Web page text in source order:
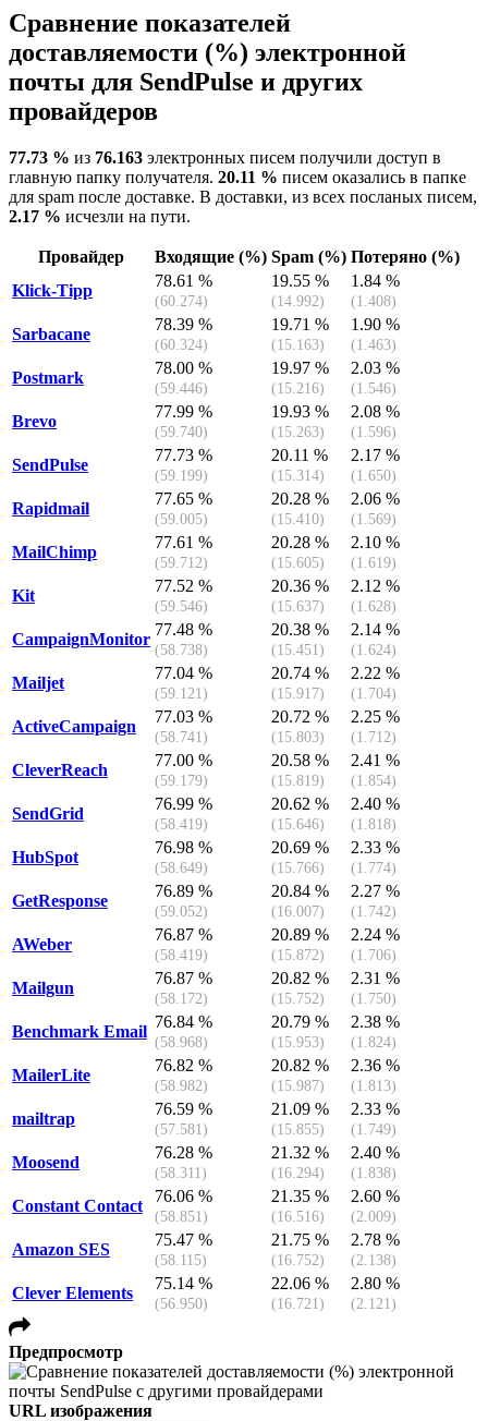
Сравнение показателей
доставляемости (%) электронной
почты для SendPulse и других
провайдеров
77.73 % из 76.163 электронных писем получили доступ в
главную папку получателя. 20.11 % писем оказались в папке
для spam после доставке. В доставки, из всех посланых писем,
2.17 % исчезли на пути.
Провайдер Входящие (%) Spam (%) Потеряно (%)
Klick-Tipp
78.61 %
(60.274)
19.55 %
(14.992)
1.84 %
(1.408)
Sarbacane
78.39 %
(60.324)
19.71 %
(15.163)
1.90 %
(1.463)
Postmark
78.00 %
(59.446)
19.97 %
(15.216)
2.03 %
(1.546)
Brevo
77.99 %
(59.740)
19.93 %
(15.263)
2.08 %
(1.596)
SendPulse
77.73 %
(59.199)
20.11 %
(15.314)
2.17 %
(1.650)
Rapidmail
77.65 %
(59.005)
20.28 %
(15.410)
2.06 %
(1.569)
MailChimp
77.61 %
(59.712)
20.28 %
(15.605)
2.10 %
(1.619)
Kit
77.52 %
(59.546)
20.36 %
(15.637)
2.12 %
(1.628)
CampaignMonitor
77.48 %
(58.738)
20.38 %
(15.451)
2.14 %
(1.624)
Mailjet
77.04 %
(59.121)
20.74 %
(15.917)
2.22 %
(1.704)
ActiveCampaign
77.03 %
(58.741)
20.72 %
(15.803)
2.25 %
(1.712)
CleverReach
77.00 %
(59.179)
20.58 %
(15.819)
2.41 %
(1.854)
SendGrid
76.99 %
(58.419)
20.62 %
(15.646)
2.40 %
(1.818)
HubSpot
76.98 %
(58.649)
20.69 %
(15.766)
2.33 %
(1.774)
GetResponse
76.89 %
(59.052)
20.84 %
(16.007)
2.27 %
(1.742)
AWeber
76.87 %
(58.419)
20.89 %
(15.872)
2.24 %
(1.706)
Mailgun
76.87 %
(58.172)
20.82 %
(15.752)
2.31 %
(1.750)
Benchmark Email
76.84 %
(58.968)
20.79 %
(15.953)
2.38 %
(1.824)
MailerLite
76.82 %
(58.982)
20.82 %
(15.987)
2.36 %
(1.813)
mailtrap
76.59 %
(57.581)
21.09 %
(15.855)
2.33 %
(1.749)
Moosend
76.28 %
(58.311)
21.32 %
(16.294)
2.40 %
(1.838)
Constant Contact
76.06 %
(58.851)
21.35 %
(16.516)
2.60 %
(2.009)
Amazon SES
75.47 %
(58.115)
21.75 %
(16.752)
2.78 %
(2.138)
Clever Elements
75.14 %
(56.950)
22.06 %
(16.721)
2.80 %
(2.121)
Предпросмотр
URL изображения